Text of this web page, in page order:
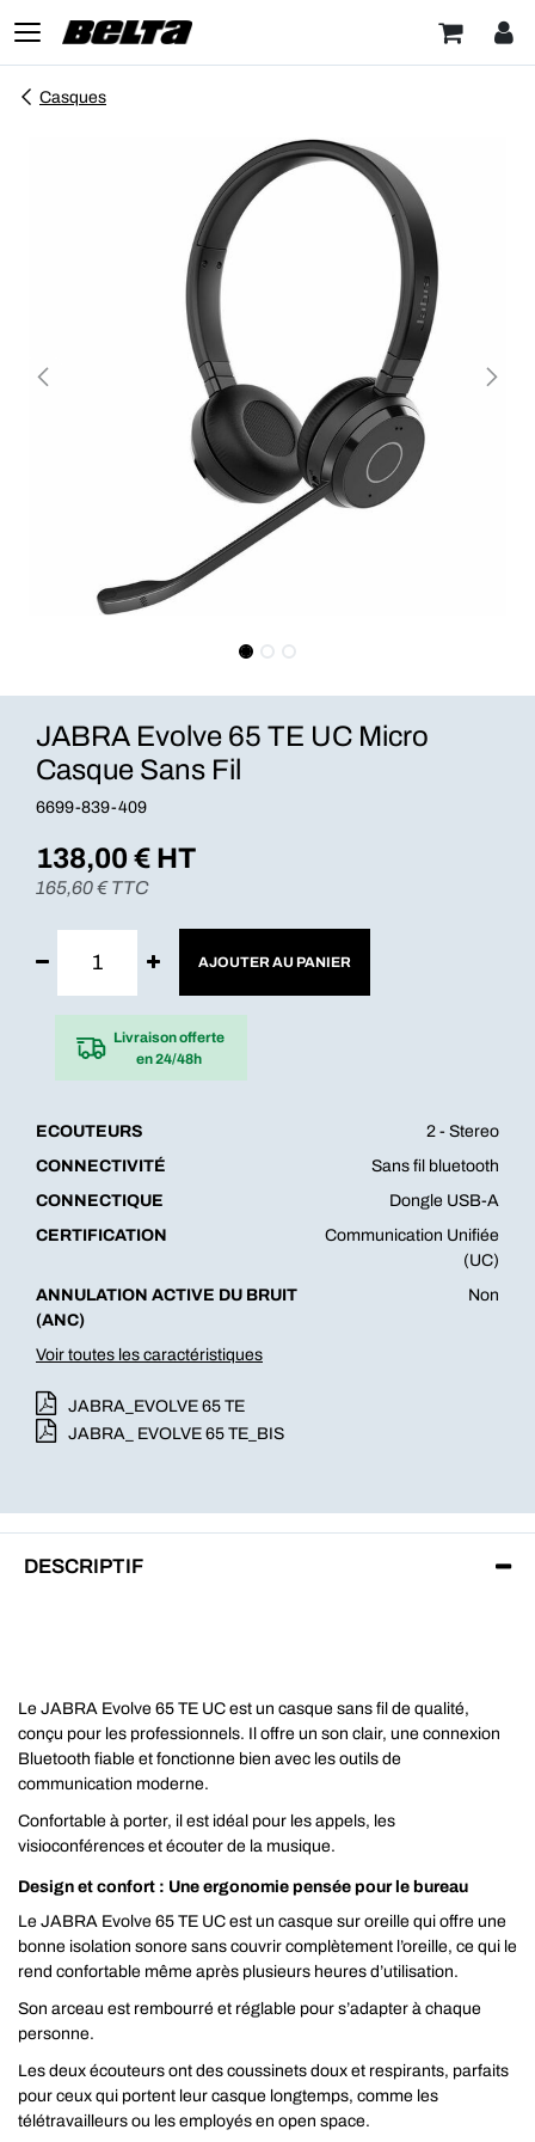
Casques
JABRA Evolve 65 TE UC Micro
Casque Sans Fil
6699-839-409
138,00€ HT
165,60€ TTC
AJOUTER AU PANIER
Livraison offerte
en 24/48h
ECOUTEURS
2 - Stereo
CONNECTIVITÉ
Sans fil bluetooth
CONNECTIQUE
Dongle USB-A
CERTIFICATION
Communication Unifiée
(UC)
ANNULATION ACTIVE DU BRUIT
(ANC)
Non
Voir toutes les caractéristiques
JABRA_EVOLVE 65 TE
JABRA_ EVOLVE 65 TE_BIS
DESCRIPTIF
Le JABRA Evolve 65 TE UC est un casque sans fil de qualité,
conçu pour les professionnels. Il offre un son clair, une connexion
Bluetooth fiable et fonctionne bien avec les outils de
communication moderne.
Confortable à porter, il est idéal pour les appels, les
visioconférences et écouter de la musique.
Design et confort : Une ergonomie pensée pour le bureau
Le JABRA Evolve 65 TE UC est un casque sur oreille qui offre une
bonne isolation sonore sans couvrir complètement l’oreille, ce qui le
rend confortable même après plusieurs heures d’utilisation.
Son arceau est rembourré et réglable pour s’adapter à chaque
personne.
Les deux écouteurs ont des coussinets doux et respirants, parfaits
pour ceux qui portent leur casque longtemps, comme les
télétravailleurs ou les employés en open space.